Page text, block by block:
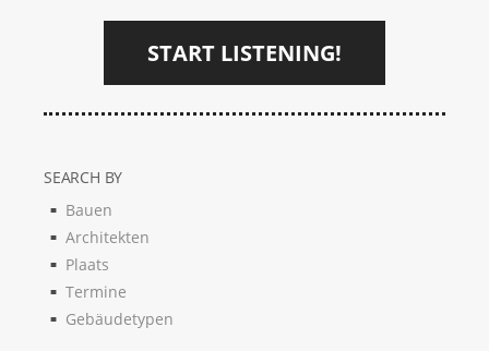
START LISTENING!
SEARCH BY
Bauen
Architekten
Plaats
Termine
Gebäudetypen